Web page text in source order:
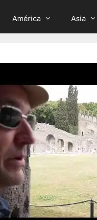
América Asia